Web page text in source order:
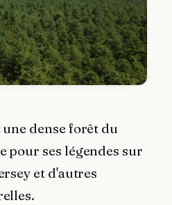
dense forêt du
pour ses légendes sur
et d'autres